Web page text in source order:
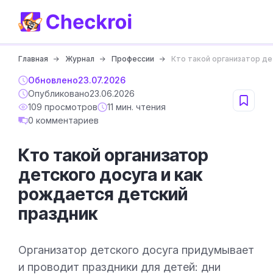
Главная Журнал Профессии Кто такой организатор
Обновлено23.07.2026
Опубликовано23.06.2026
109 просмотров
11 мин. чтения
0 комментариев
Кто такой организатор
детского досуга и как
рождается детский
праздник
Организатор детского досуга придумывает
и проводит праздники для детей: дни